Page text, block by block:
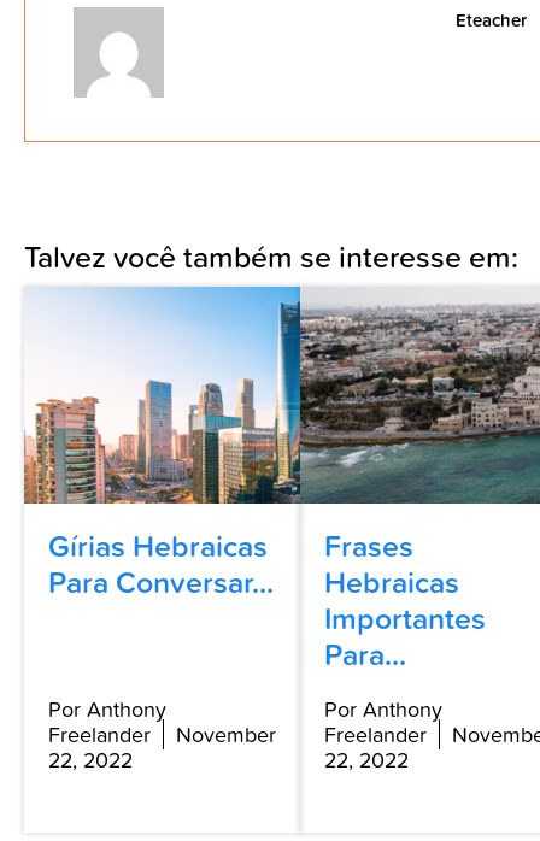
Eteacher
Talvez você também se interesse em:
Gírias Hebraicas
Para Conversar...
Por Anthony
Freelander
November
22, 2022
Frases
Hebraicas
Importantes
Para...
Por Anthony
Freelander
22, 2022